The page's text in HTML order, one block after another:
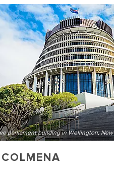
parliament building in Wellington, New